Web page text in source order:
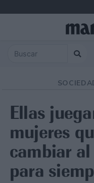
Ellas
mujeres
cambiar
para